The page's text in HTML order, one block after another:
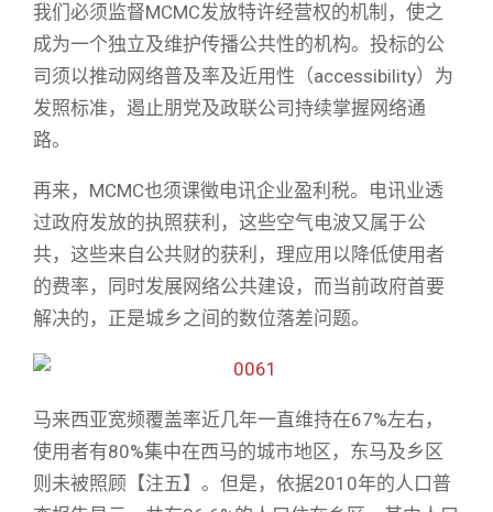
我们必须监督MCMC发放特许经营权的机制，使之
成为一个独立及维护传播公共性的机构。投标的公
司须以推动网络普及率及近用性（accessibility）为
发照标准，遏止朋党及政联公司持续掌握网络通
路。
再来，MCMC也须课徵电讯企业盈利税。电讯业透
过政府发放的执照获利，这些空气电波又属于公
共，这些来自公共财的获利，理应用以降低使用者
的费率，同时发展网络公共建设，而当前政府首要
解决的，正是城乡之间的数位落差问题。
马来西亚宽频覆盖率近几年一直维持在67%左右，
使用者有80%集中在西马的城市地区，东马及乡区
则未被照顾【注五】。但是，依据2010年的人口普